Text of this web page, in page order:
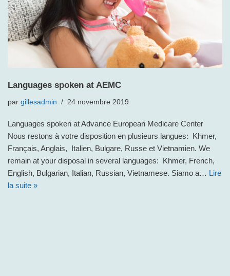
Languages spoken at AEMC
par gillesadmin 24 novembre 2019
Languages spoken at Advance European Medicare Center
Nous restons à votre disposition en plusieurs langues: Khmer,
Français, Anglais, Italien, Bulgare, Russe et Vietnamien. We
remain at your disposal in several languages: Khmer, French,
English, Bulgarian, Italian, Russian, Vietnamese. Siamo a… Lire
la suite »